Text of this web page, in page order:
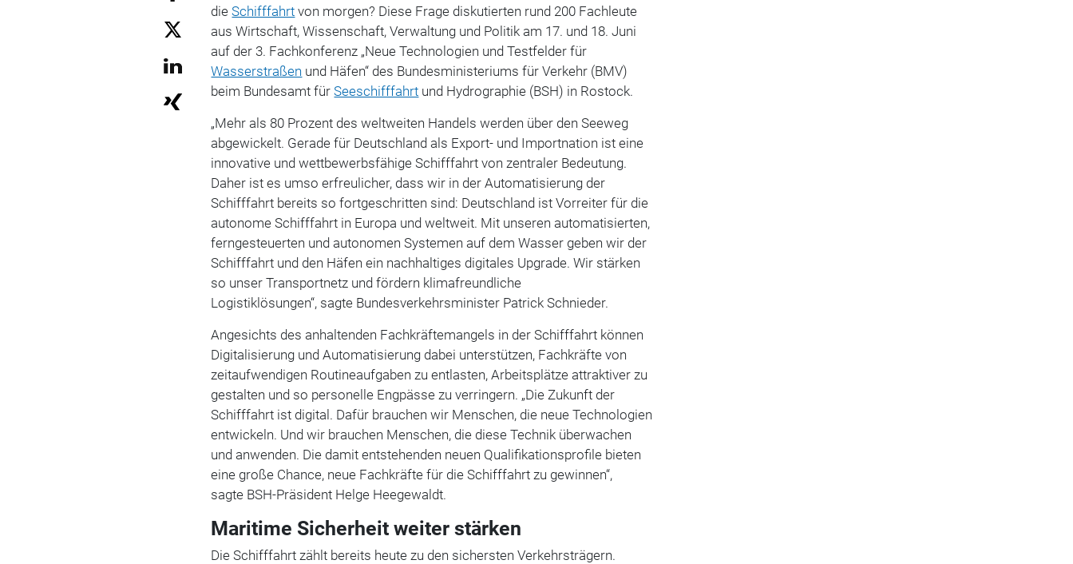
dieSchifffahrt von morgen? Diese Frage diskutierten rund 200 Fachleute
aus Wirtschaft, Wissenschaft, Verwaltung und Politik am 17. und 18. Juni
auf der 3. Fachkonferenz „Neue Technologien und Testfelder für
Wasserstraßen und Häfen“ des Bundesministeriums für Verkehr (BMV)
beim Bundesamt fürSeeschifffahrt und Hydrographie (BSH) in Rostock.
„Mehr als 80 Prozent des weltweiten Handels werden über den Seeweg
abgewickelt. Gerade für Deutschland als Export- und Importnation ist eine
innovative und wettbewerbsfähige Schifffahrt von zentraler Bedeutung.
Daher ist es umso erfreulicher, dass wir in der Automatisierung der
Schifffahrt bereits so fortgeschritten sind: Deutschland ist Vorreiter für die
autonome Schifffahrt in Europa und weltweit. Mit unseren automatisierten,
ferngesteuerten und autonomen Systemen auf dem Wasser geben wir der
Schifffahrt und den Häfen ein nachhaltiges digitales Upgrade. Wir stärken
so unser Transportnetz und fördern klimafreundliche
Logistiklösungen“, sagte Bundesverkehrsminister Patrick Schnieder.
Angesichts des anhaltenden Fachkräftemangels in der Schifffahrt können
Digitalisierung und Automatisierung dabei unterstützen, Fachkräfte von
zeitaufwendigen Routineaufgaben zu entlasten, Arbeitsplätze attraktiver zu
gestalten und so personelle Engpässe zu verringern. „Die Zukunft der
Schifffahrt ist digital. Dafür brauchen wir Menschen, die neue Technologien
entwickeln. Und wir brauchen Menschen, die diese Technik überwachen
und anwenden. Die damit entstehenden neuen Qualifikationsprofile bieten
eine große Chance, neue Fachkräfte für die Schifffahrt zu gewinnen“,
sagte BSH-Präsident Helge Heegewaldt.
Maritime Sicherheit weiter stärken
Die Schifffahrt zählt bereits heute zu den sichersten Verkehrsträgern.